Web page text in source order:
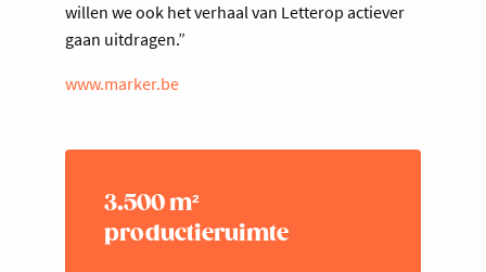
willen we ook het verhaal van Letterop actiever
gaan uitdragen.”
www.marker.be
3.500 m²
productieruimte